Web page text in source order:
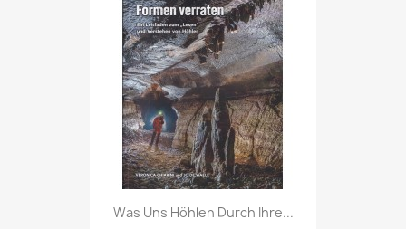
Was Uns Höhlen Durch Ihre...